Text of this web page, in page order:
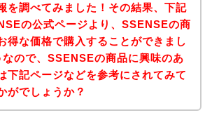
を調べてみました！その結果、下記
の公式ページより、SSENSEの商
得な価格で購入することができまし
なので、SSENSEの商品に興味のあ
下記ページなどを参考にされてみて
がでしょうか？